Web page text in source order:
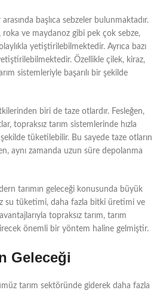
başlıca sebzeler bulunmaktadır.
roka ve maydanoz gibi pek çok sebze,
yetiştirilebilmektedir. Ayrıca bazı
Özellikle çilek, kiraz,
sistemleriyle başarılı bir şekilde
biri de taze otlardır. Fesleğen,
topraksız tarım sistemlerinde hızla
tüketilebilir. Bu sayede taze otların
aynı zamanda uzun süre depolanma
tarımın geleceği konusunda büyük
su tüketimi, daha fazla bitki üretimi ve
topraksız tarım, tarım
önemli bir yöntem haline gelmiştir.
Geleceği
tarım sektöründe giderek daha fazla